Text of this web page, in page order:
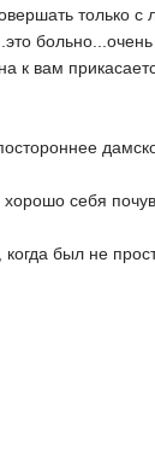
только
больно...очень
к вам
себя
был не